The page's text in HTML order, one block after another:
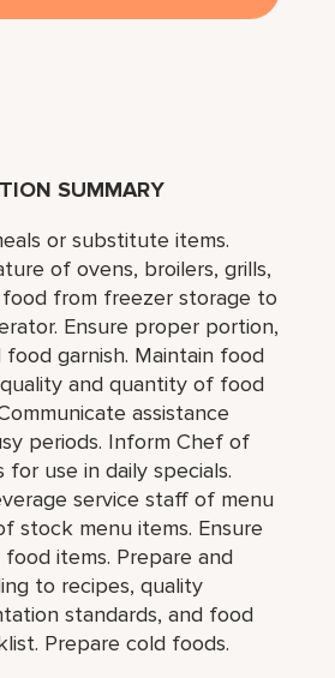
SUMMARY
or substitute items.
of ovens, broilers, grills,
food from freezer storage to
Ensure proper portion,
garnish. Maintain food
and quantity of food
assistance
periods. Inform Chef of
use in daily specials.
service staff of menu
stock menu items. Ensure
items. Prepare and
to recipes, quality
standards, and food
Prepare cold foods.